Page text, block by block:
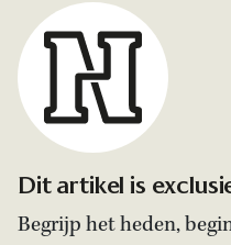
Dit artikel is
Begrijp het heden,